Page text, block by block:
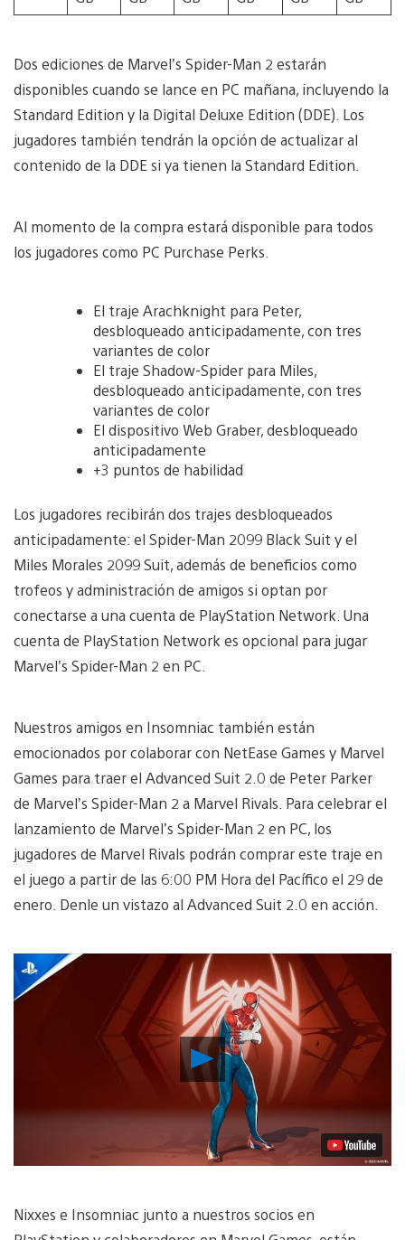
Dos ediciones de Marvel’s Spider-Man 2 estarán
disponibles cuando se lance en PC mañana, incluyendo la
Standard Edition y la Digital Deluxe Edition (DDE). Los
jugadores también tendrán la opción de actualizar al
contenido de la DDE si ya tienen la Standard Edition.
Al momento de la compra estará disponible para todos
los jugadores como PC Purchase Perks.
El traje Arachknight para Peter,
desbloqueado anticipadamente, con tres
variantes de color
El traje Shadow-Spider para Miles,
desbloqueado anticipadamente, con tres
variantes de color
El dispositivo Web Graber, desbloqueado
anticipadamente
+3 puntos de habilidad
Los jugadores recibirán dos trajes desbloqueados
anticipadamente: el Spider-Man 2099 Black Suit y el
Miles Morales 2099 Suit, además de beneficios como
trofeos y administración de amigos si optan por
conectarse a una cuenta de PlayStation Network. Una
cuenta de PlayStation Network es opcional para jugar
Marvel’s Spider-Man 2 en PC.
Nuestros amigos en Insomniac también están
emocionados por colaborar con NetEase Games y Marvel
Games para traer el Advanced Suit 2.0 de Peter Parker
de Marvel’s Spider-Man 2 a Marvel Rivals. Para celebrar el
lanzamiento de Marvel’s Spider-Man 2 en PC, los
jugadores de Marvel Rivals podrán comprar este traje en
el juego a partir de las 6:00 PM Hora del Pacífico el 29 de
enero. Denle un vistazo al Advanced Suit 2.0 en acción.
Reproducir
Video
Nixxes e Insomniac junto a nuestros socios en